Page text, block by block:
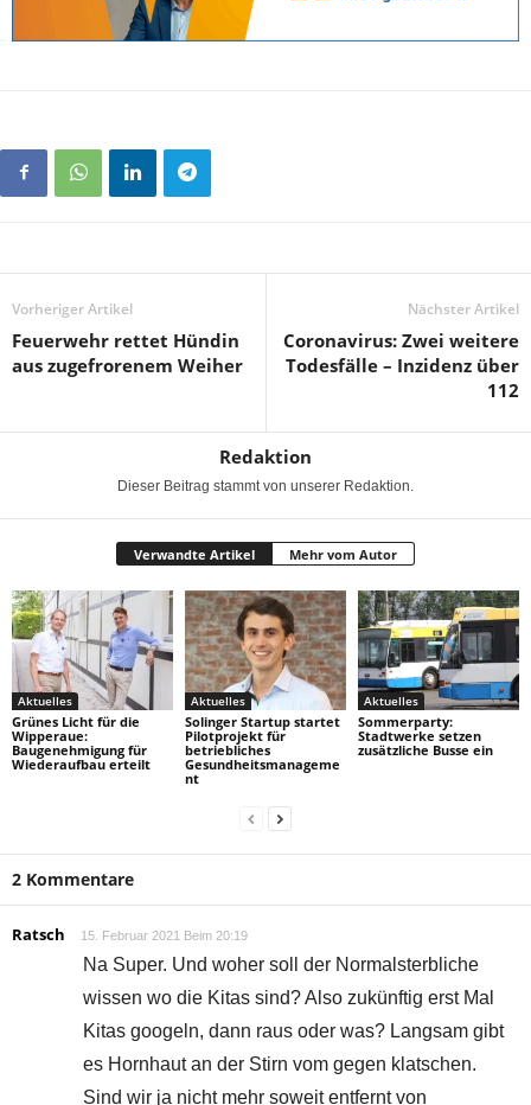
Vorheriger Artikel
Feuerwehr rettet Hündin
aus zugefrorenem Weiher
Nächster Artikel
Coronavirus: Zwei weitere
Todesfälle – Inzidenz über
112
Redaktion
Dieser Beitrag stammt von unserer Redaktion.
Verwandte Artikel Mehr vom Autor
Aktuelles
Grünes Licht für die
Wipperaue:
Baugenehmigung für
Wiederaufbau erteilt
Aktuelles
Solinger Startup startet
Pilotprojekt für
betriebliches
Gesundheitsmanageme
nt
Aktuelles
Sommerparty:
Stadtwerke setzen
zusätzliche Busse ein
2 Kommentare
Ratsch 15. Februar 2021 Beim 20:19
Na Super. Und woher soll der Normalsterbliche
wissen wo die Kitas sind? Also zukünftig erst Mal
Kitas googeln, dann raus oder was? Langsam gibt
es Hornhaut an der Stirn vom gegen klatschen.
Sind wir ja nicht mehr soweit entfernt von